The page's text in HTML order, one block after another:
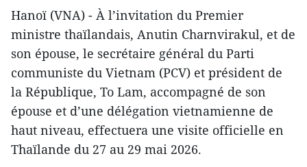
Hanoï (VNA) - À l’invitation du Premier
ministre thaïlandais, Anutin Charnvirakul, et de
son épouse, le secrétaire général du Parti
communiste du Vietnam (PCV) et président de
la République, To Lam, accompagné de son
épouse et d’une délégation vietnamienne de
haut niveau, effectuera une visite officielle en
Thaïlande du 27 au 29 mai 2026.